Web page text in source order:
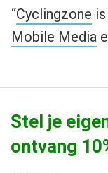
“Cyclingzone
Mobile Media
Stel je
ontvang